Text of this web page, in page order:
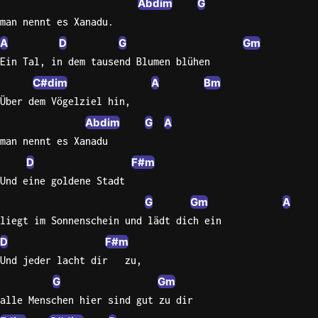
I'm
Abdim G
man nennt es Xanadu.
A D G Gm
Ein Tal, in dem tausend Blumen blühen
C#dim A Bm
Über dem Vögelziel hin,
Abdim G A
man nennt es Xanadu
D F#m
Und eine goldene Stadt
G Gm A
liegt im Sonnenschein und lädt dich ein
D F#m
Und jeder lacht dir   zu,
G Gm
alle Menschen hier sind gut zu dir